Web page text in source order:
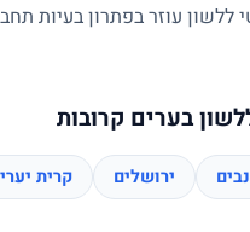
ללשון עוזר בפתרון בעיות
בערים קרובות
ירושלים קרית